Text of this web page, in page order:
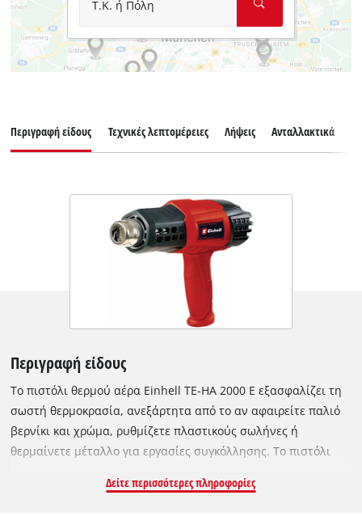
Τ.Κ. ή Πόλη
Περιγραφή είδους Τεχνικές λεπτομέρειες Λήψεις Ανταλλακτικά
Περιγραφή είδους
Το πιστόλι θερμού αέρα Einhell TE-HA 2000 E εξασφαλίζει τη
σωστή θερμοκρασία, ανεξάρτητα από το αν αφαιρείτε παλιό
βερνίκι και χρώμα, ρυθμίζετε πλαστικούς σωλήνες ή
θερμαίνετε μέταλλο για εργασίες συγκόλλησης. Το πιστόλι
εργαλείο για πολλές εργασίες, είτε απαιτούνται 50 είτε έως
Δείτε περισσότερες πληροφορίες